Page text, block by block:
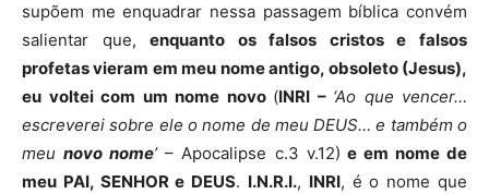
supõem me enquadrar nessa passagem bíblica convém
salientar que,enquanto os falsos cristos e falsos
profetas vieram em meu nome antigo, obsoleto (Jesus),
eu voltei com um nome novo (INRI – ‘Ao que vencer…
escreverei sobre ele o nome de meu DEUS… e também o
meunovo nome’– Apocalipse c.3 v.12) e em nome de
meu PAI, SENHOR e DEUS. I.N.R.I., INRI, é o nome que